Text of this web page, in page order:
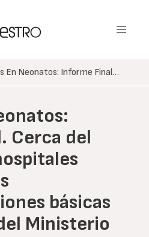
En Neonatos: Informe Final…
Cerca del
básicas
Ministerio